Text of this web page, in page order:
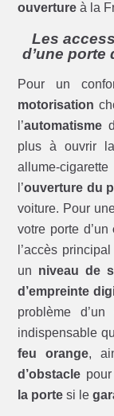
ouverture à la
Les
d’une porte
Pour un
motorisation
l’automatisme
plus à ouvrir
allume-
l’ouverture du
voiture. Pour
votre porte d’un
l’accès
un niveau de
d’empreinte
problème
indispensable
feu orange,
d’obstacle
la porte si le